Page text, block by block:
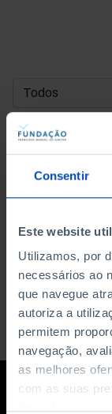
Consentir
Este website
Utilizamos, por
necessários ao
que navegue
autoriza a
permitem
navegação,
as melhores
com as suas
DATA DE INÍCIO
DATA DE FIM